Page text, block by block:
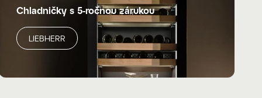
Chladničky s 5-ročnou zárukou
LIEBHERR